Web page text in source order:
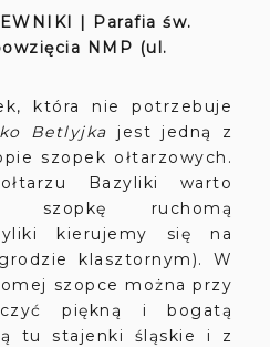
| Parafia św.
NMP (ul.
która nie potrzebuje
Betlyjka jest jedną z
szopek ołtarzowych.
Bazyliki warto
szopkę ruchomą
kierujemy się na
klasztornym). W
szopce można przy
piękną i bogatą
tu stajenki śląskie i z